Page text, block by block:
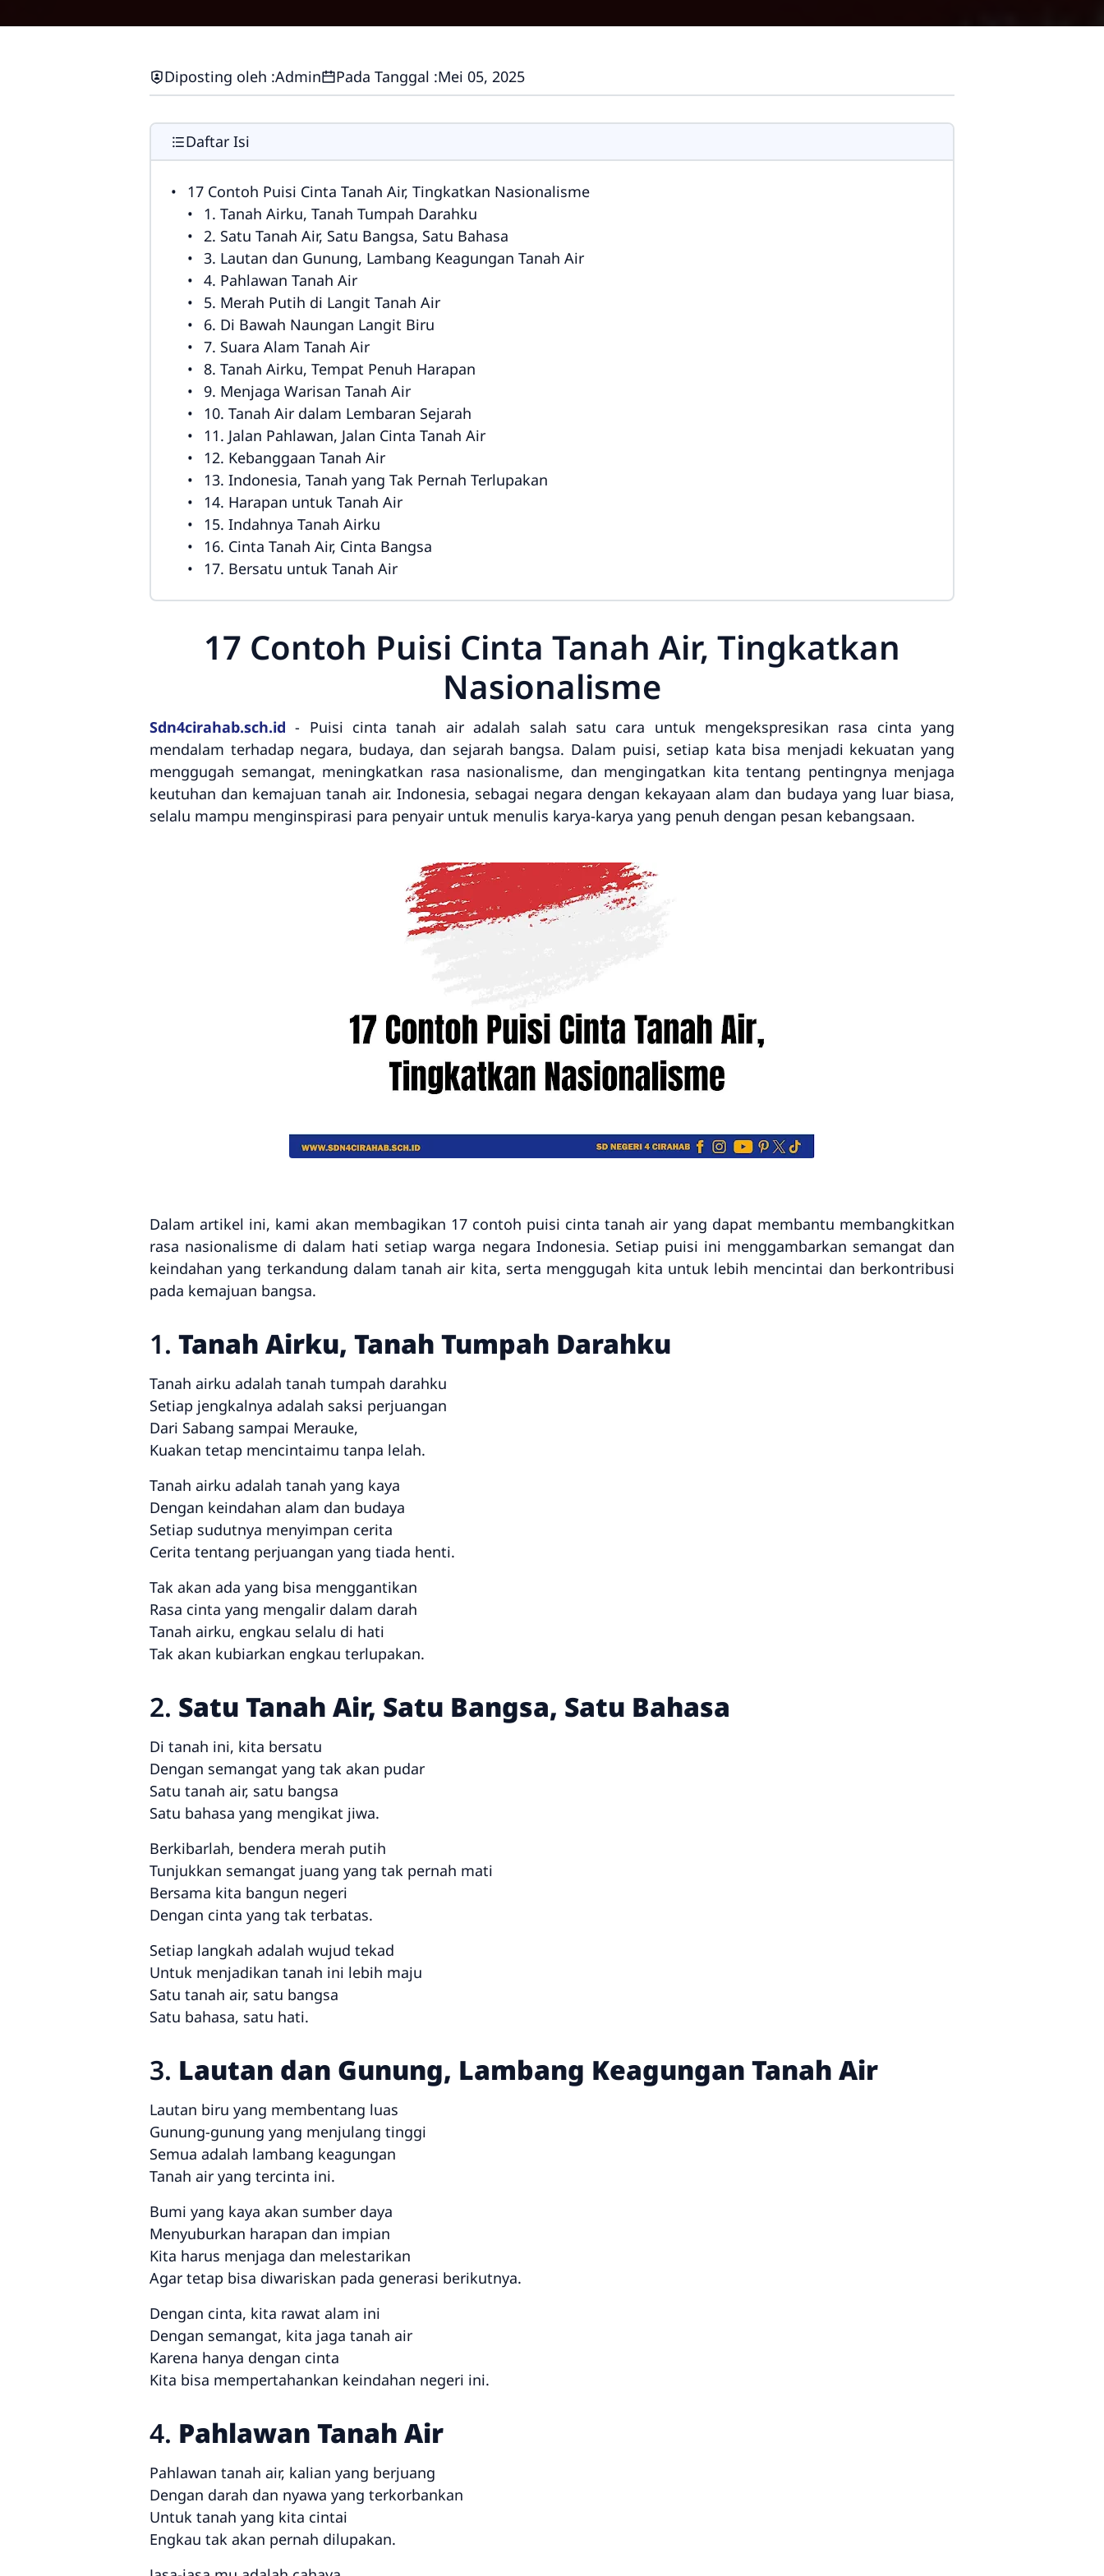
Diposting oleh :Admin Pada Tanggal :Mei 05, 2025
Daftar Isi
17 Contoh Puisi Cinta Tanah Air, Tingkatkan Nasionalisme
1. Tanah Airku, Tanah Tumpah Darahku
2. Satu Tanah Air, Satu Bangsa, Satu Bahasa
3. Lautan dan Gunung, Lambang Keagungan Tanah Air
4. Pahlawan Tanah Air
5. Merah Putih di Langit Tanah Air
6. Di Bawah Naungan Langit Biru
7. Suara Alam Tanah Air
8. Tanah Airku, Tempat Penuh Harapan
9. Menjaga Warisan Tanah Air
10. Tanah Air dalam Lembaran Sejarah
11. Jalan Pahlawan, Jalan Cinta Tanah Air
12. Kebanggaan Tanah Air
13. Indonesia, Tanah yang Tak Pernah Terlupakan
14. Harapan untuk Tanah Air
15. Indahnya Tanah Airku
16. Cinta Tanah Air, Cinta Bangsa
17. Bersatu untuk Tanah Air
17 Contoh Puisi Cinta Tanah Air, Tingkatkan
Nasionalisme
Sdn4cirahab.sch.id - Puisi cinta tanah air adalah salah satu cara untuk mengekspresikan rasa cinta yang
mendalam terhadap negara, budaya, dan sejarah bangsa. Dalam puisi, setiap kata bisa menjadi kekuatan yang
menggugah semangat, meningkatkan rasa nasionalisme, dan mengingatkan kita tentang pentingnya menjaga
keutuhan dan kemajuan tanah air. Indonesia, sebagai negara dengan kekayaan alam dan budaya yang luar biasa,
selalu mampu menginspirasi para penyair untuk menulis karya-karya yang penuh dengan pesan kebangsaan.
Dalam artikel ini, kami akan membagikan 17 contoh puisi cinta tanah air yang dapat membantu membangkitkan
rasa nasionalisme di dalam hati setiap warga negara Indonesia. Setiap puisi ini menggambarkan semangat dan
keindahan yang terkandung dalam tanah air kita, serta menggugah kita untuk lebih mencintai dan berkontribusi
pada kemajuan bangsa.
1. Tanah Airku, Tanah Tumpah Darahku
Tanah airku adalah tanah tumpah darahku
Setiap jengkalnya adalah saksi perjuangan
Dari Sabang sampai Merauke,
Kuakan tetap mencintaimu tanpa lelah.
Tanah airku adalah tanah yang kaya
Dengan keindahan alam dan budaya
Setiap sudutnya menyimpan cerita
Cerita tentang perjuangan yang tiada henti.
Tak akan ada yang bisa menggantikan
Rasa cinta yang mengalir dalam darah
Tanah airku, engkau selalu di hati
Tak akan kubiarkan engkau terlupakan.
2. Satu Tanah Air, Satu Bangsa, Satu Bahasa
Di tanah ini, kita bersatu
Dengan semangat yang tak akan pudar
Satu tanah air, satu bangsa
Satu bahasa yang mengikat jiwa.
Berkibarlah, bendera merah putih
Tunjukkan semangat juang yang tak pernah mati
Bersama kita bangun negeri
Dengan cinta yang tak terbatas.
Setiap langkah adalah wujud tekad
Untuk menjadikan tanah ini lebih maju
Satu tanah air, satu bangsa
Satu bahasa, satu hati.
3. Lautan dan Gunung, Lambang Keagungan Tanah Air
Lautan biru yang membentang luas
Gunung-gunung yang menjulang tinggi
Semua adalah lambang keagungan
Tanah air yang tercinta ini.
Bumi yang kaya akan sumber daya
Menyuburkan harapan dan impian
Kita harus menjaga dan melestarikan
Agar tetap bisa diwariskan pada generasi berikutnya.
Dengan cinta, kita rawat alam ini
Dengan semangat, kita jaga tanah air
Karena hanya dengan cinta
Kita bisa mempertahankan keindahan negeri ini.
4. Pahlawan Tanah Air
Pahlawan tanah air, kalian yang berjuang
Dengan darah dan nyawa yang terkorbankan
Untuk tanah yang kita cintai
Engkau tak akan pernah dilupakan.